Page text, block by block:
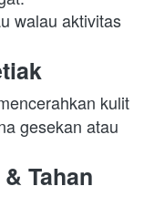
walau aktivitas
kulit
gesekan atau
Tahan